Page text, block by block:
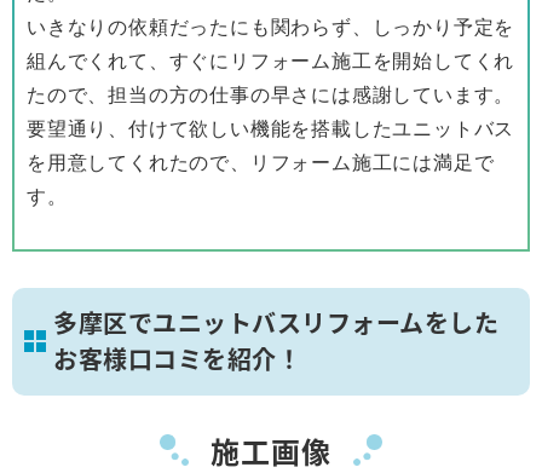
いきなりの依頼だったにも関わらず、しっかり予定を
組んでくれて、すぐにリフォーム施工を開始してくれ
たので、担当の方の仕事の早さには感謝しています。
要望通り、付けて欲しい機能を搭載したユニットバス
を用意してくれたので、リフォーム施工には満足で
す。
多摩区でユニットバスリフォームをした
お客様口コミを紹介！
施工画像